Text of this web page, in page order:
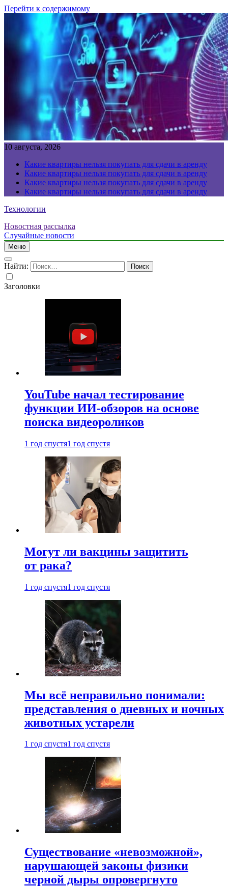
Перейти к содержимому
10 августа, 2026
Какие квартиры нельзя покупать для сдачи в аренду
Какие квартиры нельзя покупать для сдачи в аренду
Какие квартиры нельзя покупать для сдачи в аренду
Какие квартиры нельзя покупать для сдачи в аренду
Технологии
Новостная рассылка
Случайные новости
Меню
Найти:
Заголовки
YouTube начал тестирование
функции ИИ-обзоров на основе
поиска видеороликов
1 год спустя1 год спустя
Могут ли вакцины защитить
от рака?
1 год спустя1 год спустя
Мы всё неправильно понимали:
представления о дневных и ночных
животных устарели
1 год спустя1 год спустя
Существование «невозможной»,
нарушающей законы физики
черной дыры опровергнуто